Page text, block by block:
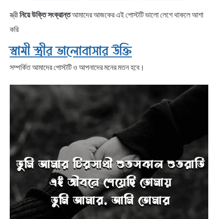
স্ত্রীনিয়ে উক্তি সংক্রান্তআমাদের আজকের এই পোস্টটি ভালো লেগে থাকলে আশা
করি
স্বামী স্ত্রীর ভালোবাসার উক্তি
সম্পর্কিত আমাদের পোস্টটি ও আপনাদের মনের মতন হবে।